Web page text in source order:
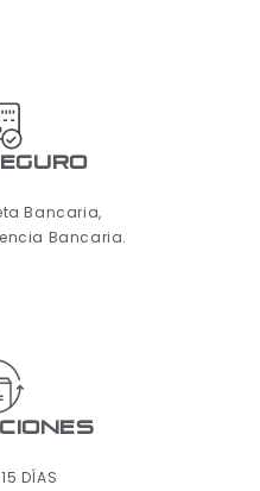
Bancaria,
Bancaria.
DÍAS